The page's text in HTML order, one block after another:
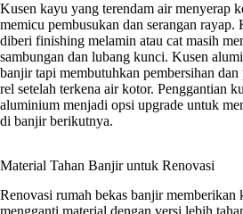
Kusen kayu yang terendam air menyerap
memicu pembusukan dan serangan rayap.
diberi finishing melamin atau cat masih
sambungan dan lubang kunci. Kusen
banjir tapi membutuhkan pembersihan dan
rel setelah terkena air kotor. Penggantian
aluminium menjadi opsi upgrade untuk
di banjir berikutnya.
Material Tahan Banjir untuk Renovasi
Renovasi rumah bekas banjir memberikan